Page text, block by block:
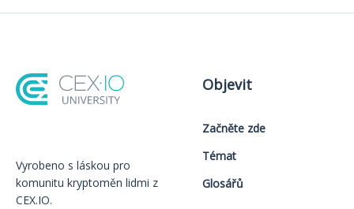
Vyrobeno s láskou️ pro
komunitu kryptoměn lidmi z
CEX.IO.
Objevit
Začněte zde
Témat
Glosářů